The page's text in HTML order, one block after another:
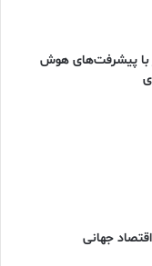
با پیشرفت‌های هوش
اقتصاد جهانی